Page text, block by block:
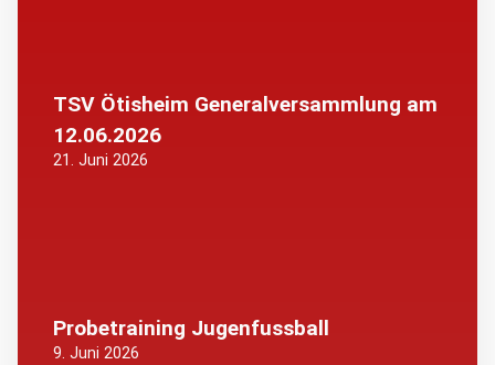
TSV Ötisheim Generalversammlung am
12.06.2026
21. Juni 2026
Probetraining Jugenfussball
9. Juni 2026